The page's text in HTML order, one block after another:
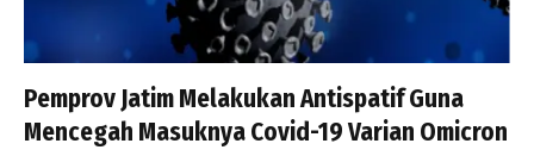
Pemprov Jatim Melakukan Antispatif Guna
Mencegah Masuknya Covid-19 Varian Omicron